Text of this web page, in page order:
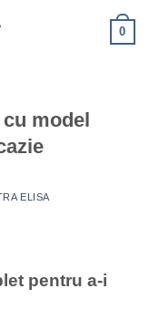
0
model
ELISA
pentru a-i